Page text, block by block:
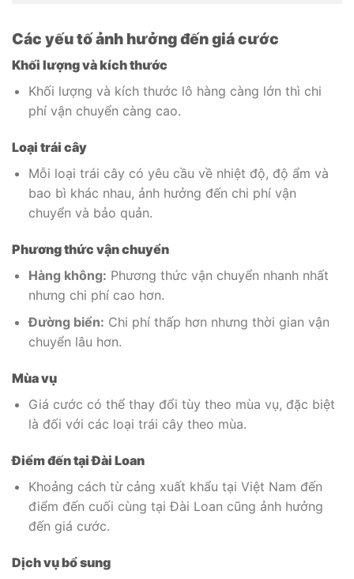
Các yếu tố ảnh hưởng đến giá cước
Khối lượng và kích thước
Khối lượng và kích thước lô hàng càng lớn thì chi
phí vận chuyển càng cao.
Loại trái cây
Mỗi loại trái cây có yêu cầu về nhiệt độ, độ ẩm và
bao bì khác nhau, ảnh hưởng đến chi phí vận
chuyển và bảo quản.
Phương thức vận chuyển
Hàng không: Phương thức vận chuyển nhanh nhất
nhưng chi phí cao hơn.
Đường biển: Chi phí thấp hơn nhưng thời gian vận
chuyển lâu hơn.
Mùa vụ
Giá cước có thể thay đổi tùy theo mùa vụ, đặc biệt
là đối với các loại trái cây theo mùa.
Điểm đến tại Đài Loan
Khoảng cách từ cảng xuất khẩu tại Việt Nam đến
điểm đến cuối cùng tại Đài Loan cũng ảnh hưởng
đến giá cước.
Dịch vụ bổ sung